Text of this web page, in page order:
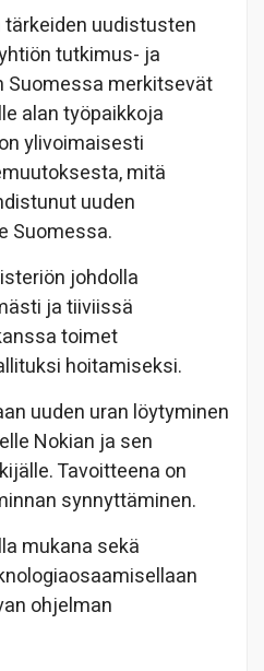
uudistusten
tutkimus- ja
merkitsevät
alan työpaikkoja
ylivoimaisesti
mitä
uuden
Suomessa.
johdolla
ja tiiviissä
toimet
hoitamiseksi.
uuden uran löytyminen
Nokian ja sen
Tavoitteena on
synnyttäminen.
mukana sekä
ohjelman